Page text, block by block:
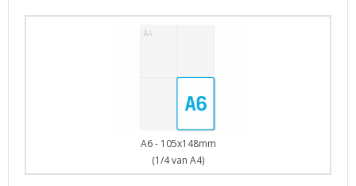
A6 - 105x148mm
(1/4 van A4)